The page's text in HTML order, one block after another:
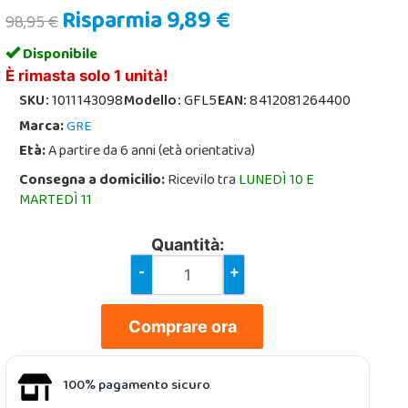
98,95 €Risparmia 9,89 €
Disponibile
È rimasta solo 1 unità!
SKU:1011143098Modello:GFL5EAN:8412081264400
Marca:GRE
Età:A partire da 6 anni (età orientativa)
Consegna a domicilio:Ricevilo traLUNEDÌ 10 E
MARTEDÌ 11
Quantità:
- +
Comprare ora
100% pagamento sicuro